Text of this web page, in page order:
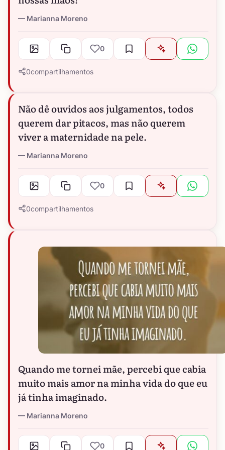
Marianna Moreno
0
0compartilhamentos
Não dê ouvidos aos julgamentos, todos
querem dar pitacos, mas não querem
viver a maternidade na pele.
Marianna Moreno
0
0compartilhamentos
Quando me tornei mãe, percebi que cabia
muito mais amor na minha vida do que eu
já tinha imaginado.
Marianna Moreno
0